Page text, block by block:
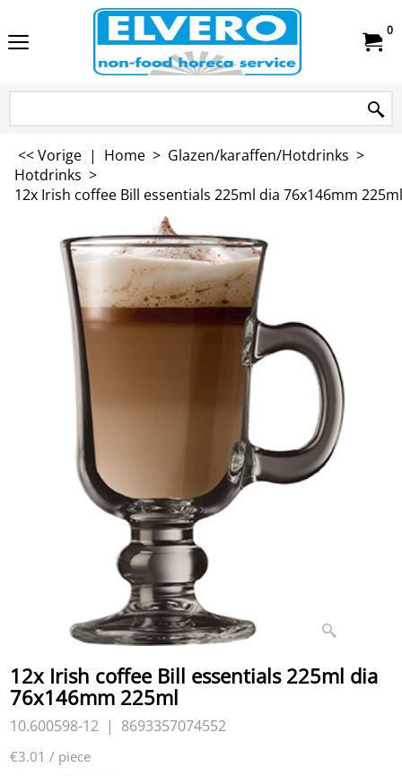
0
<< Vorige | Home > Glazen/karaffen/Hotdrinks >
Hotdrinks >
12x Irish coffee Bill essentials 225ml dia 76x146mm 225ml
12x Irish coffee Bill essentials 225ml dia
76x146mm 225ml
10.600598-12 8693357074552
€3.01 / piece